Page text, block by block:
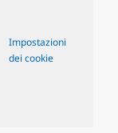
Impostazioni
dei cookie